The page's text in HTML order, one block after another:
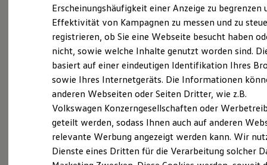
Ladezeitensimulator
Batterie
Sicherheit
Garantie und Lebensdauer
Nachhaltigkeit
Technologie
Kosten und Kauf
Verbrauchskosten
Kaufoptionen
E-Auto-Förderung
Software und Konnektivität
Die ID. Software 6
ID. Software Versionen und Updates
Digitale Extras
Schnittstellen zu Ihrem ID.
Impressum & Rechtliches)
Aktuelle Stellenangebote
Die Marke „Borgmann Krefeld“ ist für viele ein
Begriff. Nicht nur die ikonischen Autohaus-
Gebäude mit VolkswagenMarktplatz,
historischem Schirrhof und dem 30 Meter in die
Luft ragenden Backstein-Schornstein stehen für
die besonderen Leistungen unseres vielfach
Erscheinungshäufigkeit einer Anzeige zu begrenzen
Effektivität von Kampagnen zu messen und zu
registrieren, ob Sie eine Webseite besucht haben
nicht, sowie welche Inhalte genutzt worden sind.
basiert auf einer eindeutigen Identifikation Ihres
sowie Ihres Internetgeräts. Die Informationen
anderen Webseiten oder Seiten Dritter, wie z.B.
Volkswagen Konzerngesellschaften oder
geteilt werden, sodass Ihnen auch auf anderen
relevante Werbung angezeigt werden kann. Wir
Dienste eines Dritten für die Verarbeitung solcher